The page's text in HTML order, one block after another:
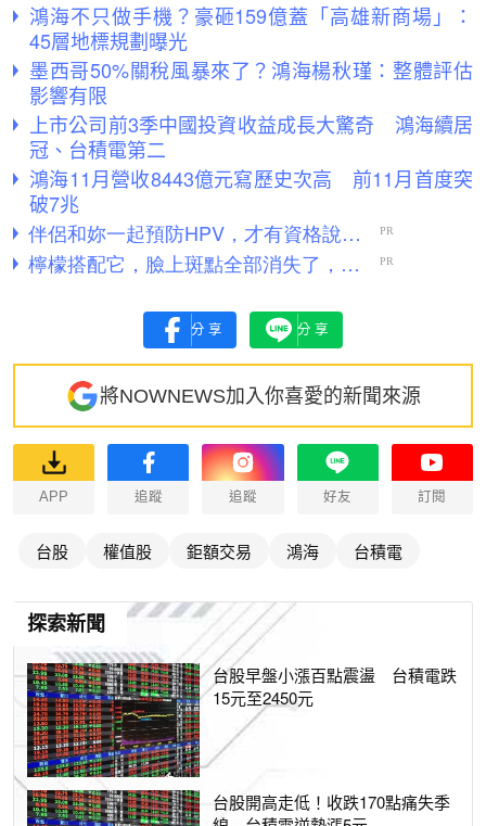
鴻海不只做手機？豪砸159億蓋「高雄新商場」：
45層地標規劃曝光
墨西哥50%關稅風暴來了？鴻海楊秋瑾：整體評估
影響有限
上市公司前3季中國投資收益成長大驚奇 鴻海續居
冠、台積電第二
鴻海11月營收8443億元寫歷史次高 前11月首度突
破7兆
分享 分享
將NOWNEWS加入你喜愛的新聞來源
APP 追蹤 追蹤 好友 訂閱
台股 權值股 鉅額交易 鴻海 台積電
探索新聞
台股早盤小漲百點震盪 台積電跌
15元至2450元
台股開高走低！收跌170點痛失季